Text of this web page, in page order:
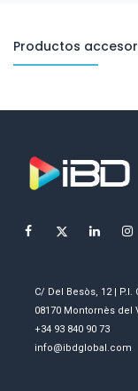
Productos
C/ Del Besòs, 12 |
08170 Montornès del
+34 93 840 90 73
info@ibdglobal.com